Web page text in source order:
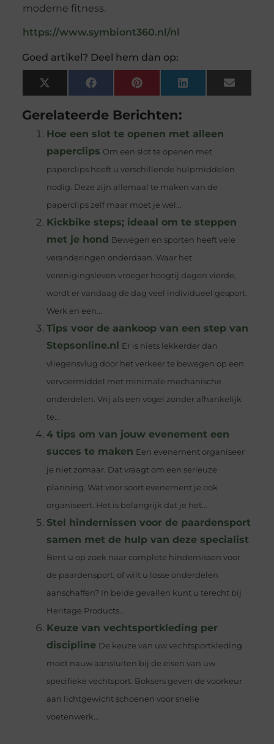
moderne fitness.
https://www.symbiont360.nl/nl
Goed artikel? Deel hem dan op:
X
(Twitter)
FacebookPinterestLinkedInEmail
Gerelateerde Berichten:
Hoe een slot te openen met alleen
paperclips Om een slot te openen met
paperclips heeft u verschillende hulpmiddelen
nodig. Deze zijn allemaal te maken van de
paperclips zelf maar moet je wel...
Kickbike steps; ideaal om te steppen
met je hond Bewegen en sporten heeft vele
veranderingen onderdaan. Waar het
verenigingsleven vroeger hoogtij dagen vierde,
wordt er vandaag de dag veel individueel gesport.
Werk en een...
Tips voor de aankoop van een step van
Stepsonline.nl Er is niets lekkerder dan
vliegensvlug door het verkeer te bewegen op een
vervoermiddel met minimale mechanische
onderdelen. Vrij als een vogel zonder afhankelijk
te...
4 tips om van jouw evenement een
succes te maken Een evenement organiseer
je niet zomaar. Dat vraagt om een serieuze
planning. Wat voor soort evenement je ook
organiseert. Het is belangrijk dat je het...
Stel hindernissen voor de paardensport
samen met de hulp van deze specialist
Bent u op zoek naar complete hindernissen voor
de paardensport, of wilt u losse onderdelen
aanschaffen? In beide gevallen kunt u terecht bij
Heritage Products...
Keuze van vechtsportkleding per
discipline De keuze van uw vechtsportkleding
moet nauw aansluiten bij de eisen van uw
specifieke vechtsport. Boksers geven de voorkeur
aan lichtgewicht schoenen voor snelle
voetenwerk...